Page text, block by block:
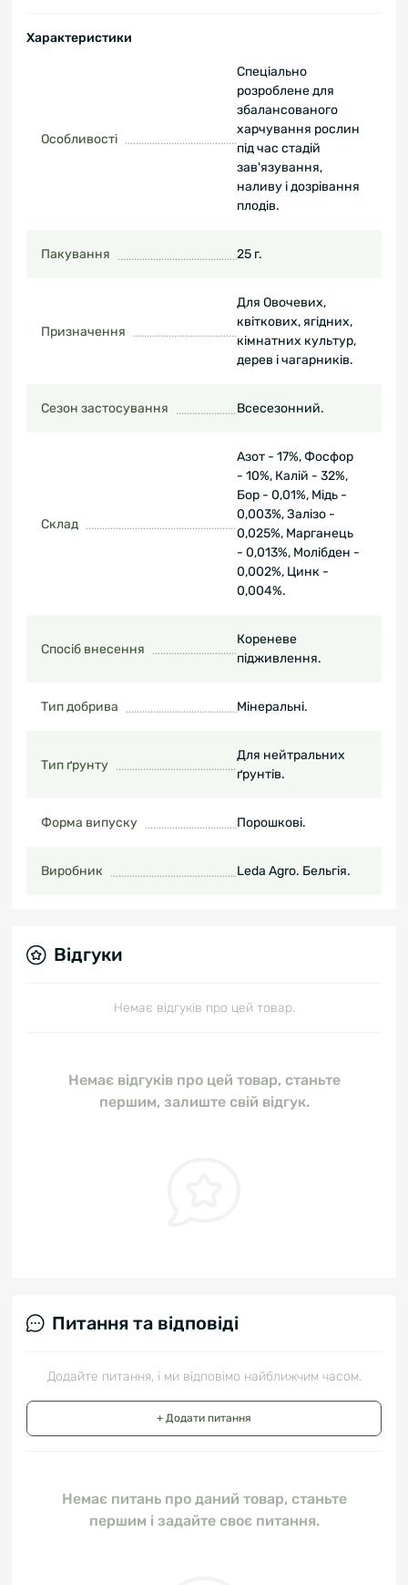
Характеристики
Особливості
Спеціально
розроблене для
збалансованого
харчування рослин
під час стадій
зав'язування,
наливу і дозрівання
плодів.
Пакування 25 г.
Призначення
Для Овочевих,
квіткових, ягідних,
кімнатних культур,
дерев і чагарників.
Сезон застосування Всесезонний.
Склад
Азот - 17%, Фосфор
- 10%, Калій - 32%,
Бор - 0,01%, Мідь -
0,003%, Залізо -
0,025%, Марганець
- 0,013%, Молібден -
0,002%, Цинк -
0,004%.
Спосіб внесення
Кореневе
підживлення.
Тип добрива Мінеральні.
Тип ґрунту
Для нейтральних
ґрунтів.
Форма випуску Порошкові.
Виробник Leda Agro. Бельгія.
Відгуки
Немає відгуків про цей товар.
Немає відгуків про цей товар, станьте
першим, залиште свій відгук.
Питання та відповіді
Додайте питання, і ми відповімо найближчим часом.
+ Додати питання
Немає питань про даний товар, станьте
першим і задайте своє питання.